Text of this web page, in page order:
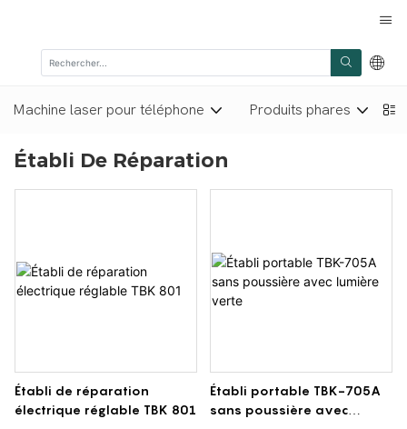
Machine laser pour téléphone Produits phares
Établi De Réparation
Établi de réparation
électrique réglable TBK 801
Établi portable TBK-705A
sans poussière avec